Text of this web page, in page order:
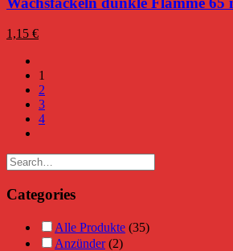
1,15 €
1
2
3
4
Categories
Alle Produkte (35)
Anzünder (2)